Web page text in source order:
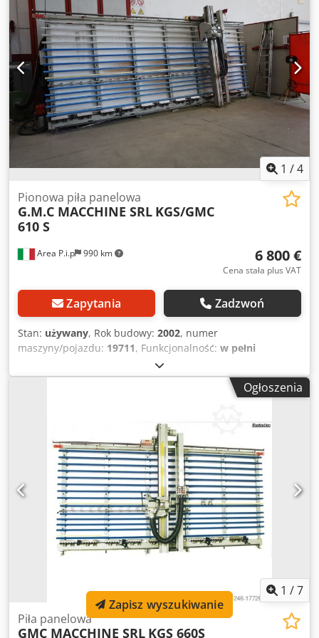
1 /4
Area P.i.p 990 km
Pionowa piła panelowa
G.M.C MACCHINE SRL KGS/GMC
610 S
6 800 €
Cena stała plus VAT
Zapytania Zadzwoń
Stan: używany, Rok budowy: 2002, numer
maszyny/pojazdu: 19711, Funkcjonalność: w pełni
4,5 kW (6,12 KM)
2 200 mm, średnica tarczy piły:294 mm, masa całkowita:
, otwór tulei
i zwartą konstrukcję, aby zapewnić stabilność podczas
pracy. Taka konfiguracja umożliwia utrzymanie wysokiej
jakości cięcia, nawet przy dużych lub wyjątkowo
wymagających materiałach, zapewniając płynne i liniowe
ruchy dla pełnego bezpieczeństwa pracy. Dedpfx
Aiewqmyreqeck Do maszyny dołączonych jest 29
brzeszczotów z 50% pozostałą żywotnością. Transport nie
jest wliczony w cenę.
Ogłoszenia
1 /7
Piła panelowa
GMC MACCHINE SRL KGS 660S
Zapisz wyszukiwanie